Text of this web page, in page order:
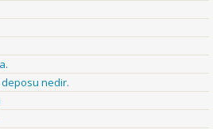
nedir.